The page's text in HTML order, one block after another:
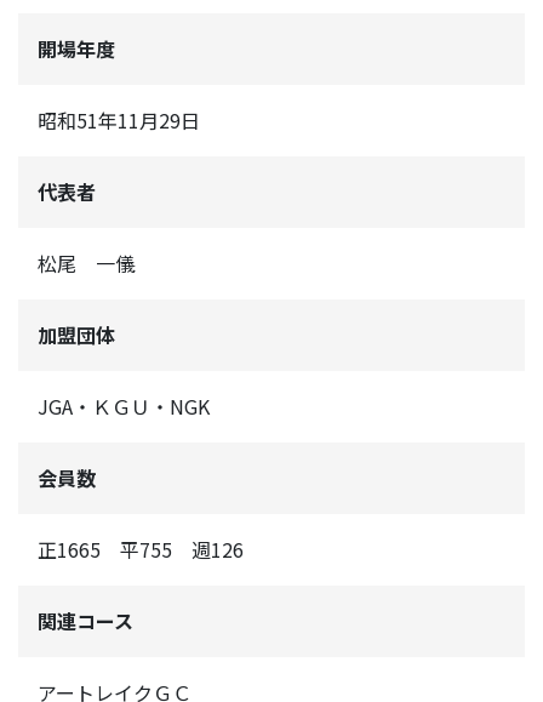
開場年度
昭和51年11月29日
代表者
松尾 一儀
加盟団体
JGA・ＫＧＵ・NGK
会員数
正1665 平755 週126
関連コース
アートレイクＧＣ